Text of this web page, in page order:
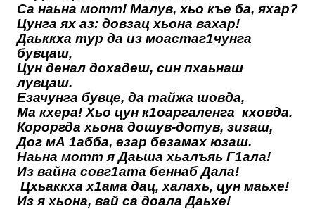
Са наьна мотт! Малув, хьо къе ба, яхар?
Цунга ях аз: довзац хьона вахар!
Даьккха тур да из моастаг1чунга
бувцаш,
Цун денал дохадеш, син пхаьнаш
лувцаш.
Езачунга бувце, да тайжа шовда,
Ма кхера! Хьо цун к1оаргаленга кховда.
Короргда хьона дошув-дотув, зизаш,
Дог мА 1абба, езар безамах юзаш.
Наьна мотт я Даьша хьалъяь Г1ала!
Из вайна совг1ата беннаб Дала!
Цхьаккха х1ама дац, халахь, цун маьхе!
Из я хьона, вай са доала Даьхе!